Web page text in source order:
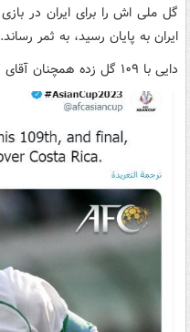
ایران به پایان رسید، به ثمر رساند.
دایی با ۱۰۹ گل زده همچنان آقای گل فوتبال جهان است.